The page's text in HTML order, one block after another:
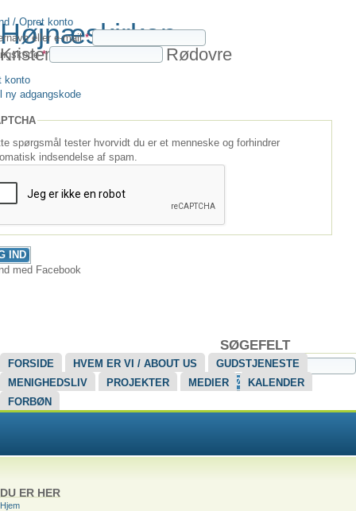
Højnæskirken
Kristent Fællesskab i Rødovre
/ Opret konto
eller e-mail*
*
konto
ny adgangskode
spørgsmål tester hvorvidt du er et menneske og forhindrer
indsendelse af spam.
med Facebook
SØGEFELT
Søg
FORSIDE HVEM ER VI / ABOUT US
GUDSTJENESTE
MENIGHEDSLIV
PROJEKTER MEDIER
KALENDER
FORBØN
DU ER HER
Hjem